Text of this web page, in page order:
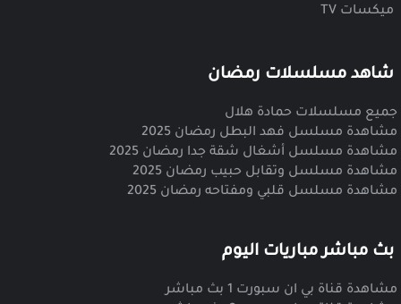
ميكسات TV
شاهد مسلسلات رمضان
جميع مسلسلات حمادة هلال
مشاهدة مسلسل فهد البطل رمضان 2025
مشاهدة مسلسل أشغال شقة جدا رمضان 2025
مشاهدة مسلسل وتقابل حبيب رمضان 2025
مشاهدة مسلسل قلبي ومفتاحه رمضان 2025
بث مباشر مباريات اليوم
مشاهدة قناة بي ان سبورت 1 بث مباشر